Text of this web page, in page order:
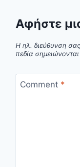
Αφήστε
Η ηλ. διεύθυνση
πεδία
Comment *